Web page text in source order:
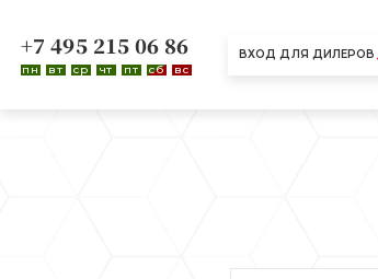
ВХОД ДЛЯ ДИЛЕРОВ
+7 495 215 06 86
пн вт ср чт пт сб вс